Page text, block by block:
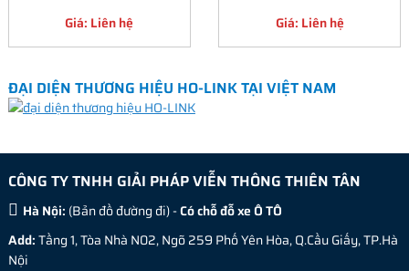
Giá: Liên hệ Giá: Liên hệ
ĐẠI DIỆN THƯƠNG HIỆU HO-LINK TẠI VIỆT NAM
CÔNG TY TNHH GIẢI PHÁP VIỄN THÔNG THIÊN TÂN
Hà Nội: (Bản đồ đường đi) -Có chỗ đỗ xe Ô TÔ
Add:Tầng 1, Tòa Nhà N02, Ngõ 259 Phố Yên Hòa, Q.Cầu Giấy, TP.Hà
Nội